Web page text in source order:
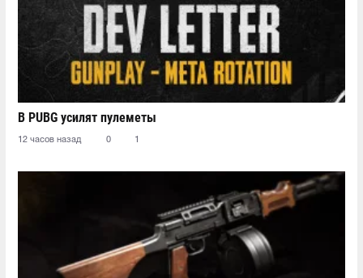
В PUBG усилят пулеметы
12 часов назад 0 1